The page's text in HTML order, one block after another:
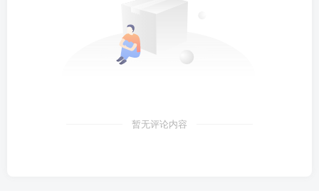
暂无评论内容